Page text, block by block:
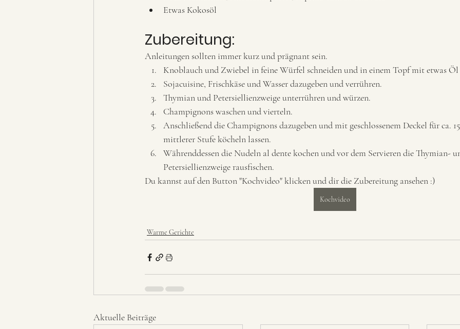
Etwas Kokosöl
Zubereitung:
Anleitungen sollten immer kurz und prägnant sein.
Knoblauch und Zwiebel in feine Würfel schneiden und in einem Topf mit etwas Öl
Sojacuisine, Frischkäse und Wasser dazugeben und verrühren.
Thymian und Petersiellienzweige unterrühren und würzen.
Champignons waschen und vierteln.
Anschließend die Champignons dazugeben und mit geschlossenem Deckel für ca.
mittlerer Stufe köcheln lassen.
Währenddessen die Nudeln al dente kochen und vor dem Servieren die Thymian-
Petersiellienzweige rausfischen.
Du kannst auf den Button "Kochvideo" klicken und dir die Zubereitung ansehen :)
Kochvideo
Warme Gerichte
Aktuelle Beiträge